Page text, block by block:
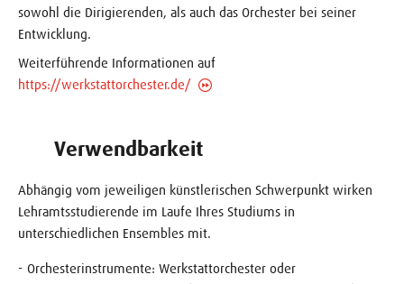
sowohl die Dirigierenden, als auch das Orchester bei seiner
Entwicklung.
Weiterführende Informationen auf
https://werkstattorchester.de/
Verwendbarkeit
Abhängig vom jeweiligen künstlerischen Schwerpunkt wirken
Lehramtsstudierende im Laufe Ihres Studiums in
unterschiedlichen Ensembles mit.
Orchesterinstrumente: Werkstattorchester oder